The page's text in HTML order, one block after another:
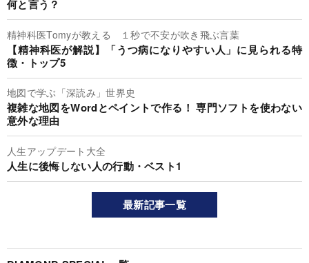
何と言う？
精神科医Tomyが教える １秒で不安が吹き飛ぶ言葉
【精神科医が解説】「うつ病になりやすい人」に見られる特
徴・トップ5
地図で学ぶ「深読み」世界史
複雑な地図をWordとペイントで作る！ 専門ソフトを使わない
意外な理由
人生アップデート大全
人生に後悔しない人の行動・ベスト1
最新記事一覧